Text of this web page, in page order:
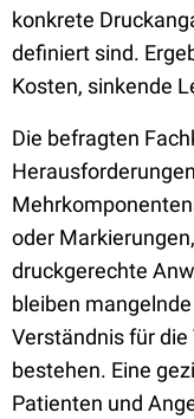
konkrete
definiert sind.
Kosten, sinkende
Die befragten
oder
druckgerechte
bleiben
Verständnis für
bestehen. Eine
Patienten und